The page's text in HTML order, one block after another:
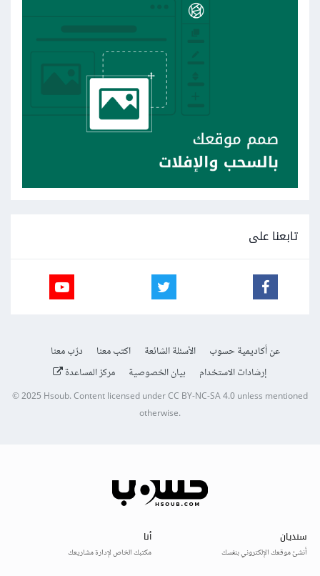
تابعنا على
عن أكاديمية حسوب الأسئلة الشائعة اكتب معنا
درّب معنا
إرشادات الاستخدام
بيان الخصوصية مركز المساعدة
© 2025Hsoub.Content licensed underCC BY-NC-SA 4.0unless mentioned
otherwise.